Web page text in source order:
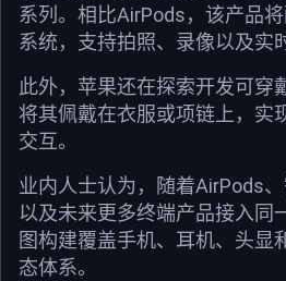
系列。相比AirPods，该产品
系统，支持拍照、录像以及实
此外，苹果还在探索开发可穿
将其佩戴在衣服或项链上，实
交互。
业内人士认为，随着AirPods
以及未来更多终端产品接入同
图构建覆盖手机、耳机、头显
态体系。